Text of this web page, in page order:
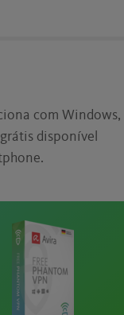
com Windows,
disponível